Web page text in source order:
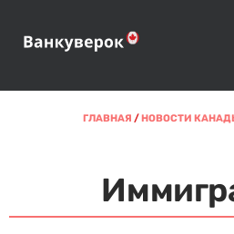
ГЛАВНАЯ /НОВОСТИ